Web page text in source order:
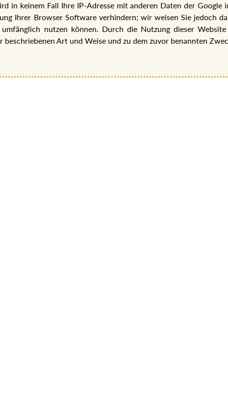
in keinem Fall Ihre IP-Adresse mit anderen Daten der
Ihrer Browser Software verhindern; wir weisen Sie jedoch
nutzen können. Durch die Nutzung dieser
Art und Weise und zu dem zuvor benannten